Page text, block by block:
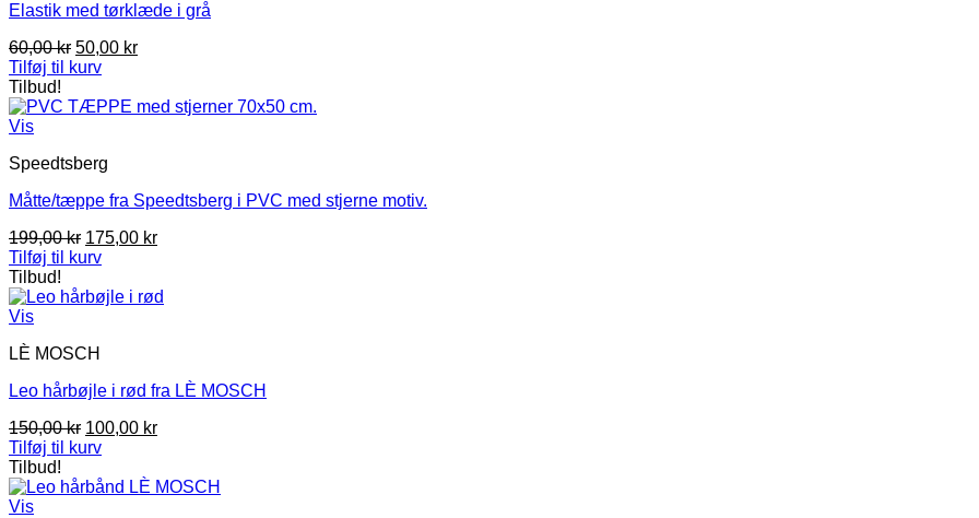
Elastik med tørklæde i grå
60,00kr Den
oprindelige
var:
50,00 krDen
er:
Tilføj til kurv
Tilbud!
Vis
Speedtsberg
Måtte/tæppe fra Speedtsberg i PVC med stjerne motiv.
199,00kr Den
oprindelige
var:
175,00 krDen
er:
Tilføj til kurv
Tilbud!
Vis
LÈ MOSCH
Leo hårbøjle i rød fra LÈ MOSCH
150,00kr Den
oprindelige
var:
100,00 krDen
er:
Tilføj til kurv
Tilbud!
Vis